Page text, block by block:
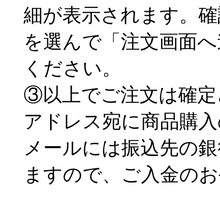
細が表示されます。
を選んで「注文画面
ください。
③以上でご注文は確
アドレス宛に商品購
メールには振込先の
ますので、ご入金の